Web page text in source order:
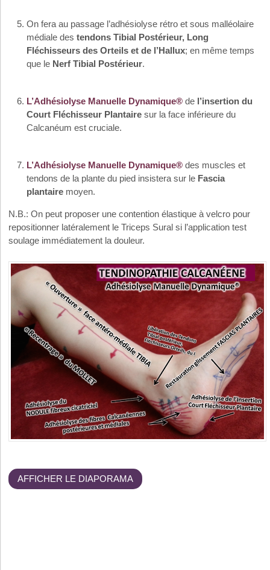
On fera au passage l’adhésiolyse rétro et sous malléolaire
médiale des tendons Tibial Postérieur, Long
Fléchisseurs des Orteils et de l’Hallux; en même temps
que le Nerf Tibial Postérieur.
L’Adhésiolyse Manuelle Dynamique® de l’insertion du
Court Fléchisseur Plantaire sur la face inférieure du
Calcanéum est cruciale.
L’Adhésiolyse Manuelle Dynamique® des muscles et
tendons de la plante du pied insistera sur le Fascia
plantaire moyen.
N.B.: On peut proposer une contention élastique à velcro pour
repositionner latéralement le Triceps Sural si l’application test
soulage immédiatement la douleur.
AFFICHER LE DIAPORAMA